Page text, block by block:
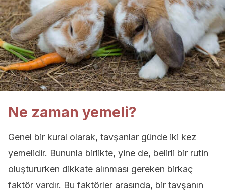
Ne zaman yemeli?
Genel bir kural olarak, tavşanlar günde iki kez
yemelidir. Bununla birlikte, yine de, belirli bir rutin
oluştururken dikkate alınması gereken birkaç
faktör vardır. Bu faktörler arasında, bir tavşanın